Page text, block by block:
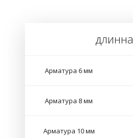
длинна
Арматура 6 мм
Арматура 8 мм
Арматура 10 мм